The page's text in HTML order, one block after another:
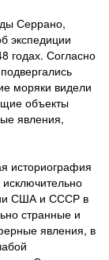
Серрано,
экспедиции
годах. Согласно
моряки видели
объекты
явления,
историография
США и СССР в
странные и
явления, в